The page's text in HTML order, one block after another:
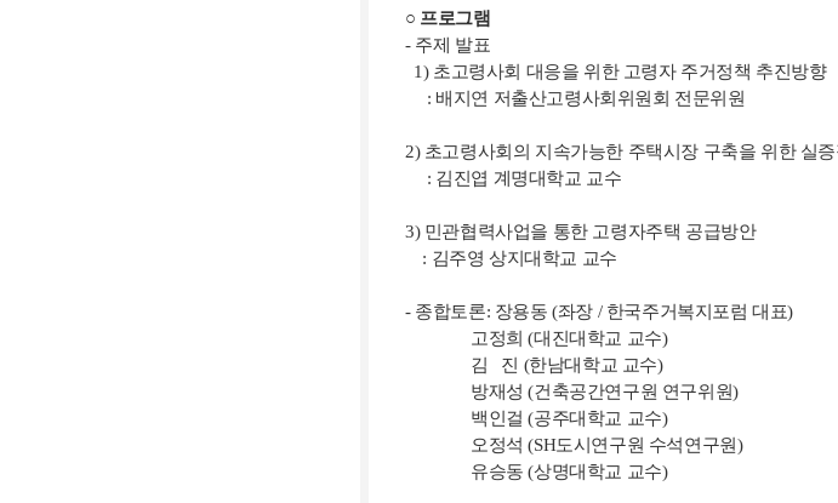
○ 프로그램
- 주제 발표
1) 초고령사회 대응을 위한 고령자 주거정책 추진방향
: 배지연 저출산고령사회위원회 전문위원
2) 초고령사회의 지속가능한 주택시장 구축을 위한 실
: 김진엽 계명대학교 교수
3) 민관협력사업을 통한 고령자주택 공급방안
: 김주영 상지대학교 교수
- 종합토론: 장용동 (좌장 / 한국주거복지포럼 대표)
고정희 (대진대학교 교수)
김 진 (한남대학교 교수)
방재성 (건축공간연구원 연구위원)
백인걸 (공주대학교 교수)
오정석 (SH도시연구원 수석연구원)
유승동 (상명대학교 교수)